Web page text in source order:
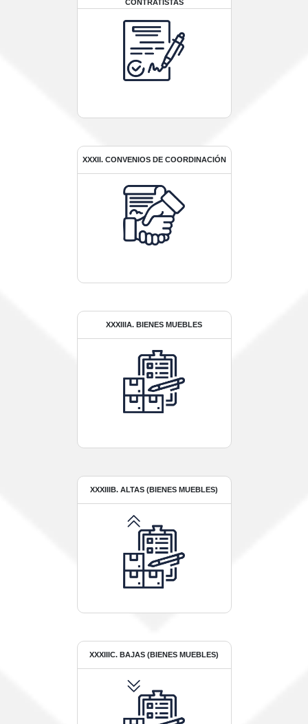
CONTRATISTAS
XXXII. CONVENIOS DE COORDINACIÓN
XXXIIIA. BIENES MUEBLES
XXXIIIB. ALTAS (BIENES MUEBLES)
XXXIIIC. BAJAS (BIENES MUEBLES)